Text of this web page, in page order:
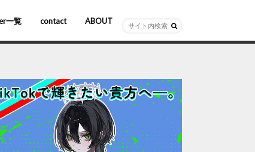
一覧
ャルYouTuber
イブ
んじ
いんく
ぽっ！
contact ABOUT